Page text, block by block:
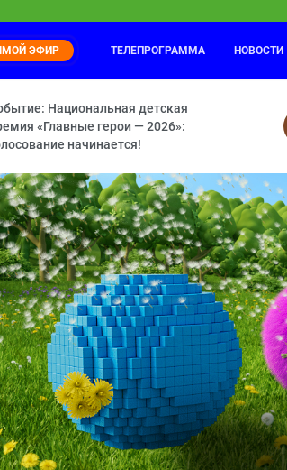
03:05
Оранжевая корова
ЭФИР ТЕЛЕПРОГРАММА НОВОСТИ
Национальная детская
«Главные герои — 2026»:
начинается!